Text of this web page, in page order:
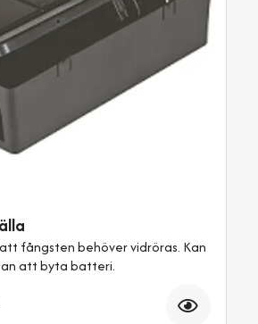
fångsten behöver vidröras. Kan
att byta batteri.